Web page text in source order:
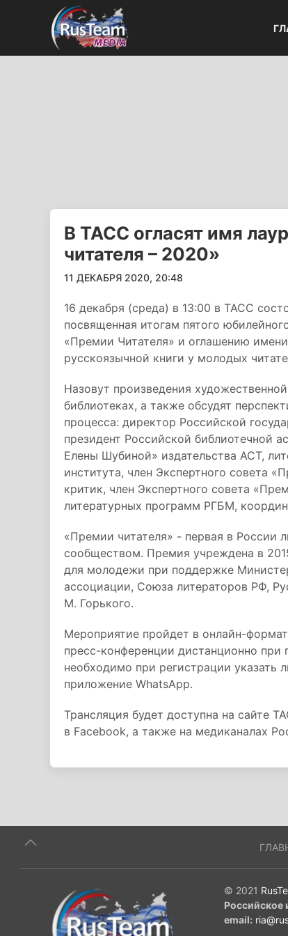
В ТАСС огласят имя
читателя – 2020»
11 ДЕКАБРЯ 2020, 20:48
16 декабря (среда) в 13:00 в ТАСС
посвященная итогам пятого
«Премии Читателя» и оглашению
русскоязычной книги у молодых
Назовут произведения
библиотеках, а также обсудят
процесса: директор Российской
президент Российской библиотечной
Елены Шубиной» издательства АСТ,
института, член Экспертного совета
критик, член Экспертного совета
литературных программ РГБМ,
«Премии читателя» - первая в России
сообществом. Премия учреждена в
для молодежи при поддержке
ассоциации, Союза литераторов РФ,
М. Горького.
Мероприятие пройдет в онлайн-
пресс-конференции дистанционно при
необходимо при регистрации
приложение WhatsApp.
Трансляция будет доступна на сайте
в Facebook, а также на медиканалах
© 2021
Российское
email: